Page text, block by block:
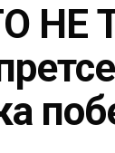
НЕ